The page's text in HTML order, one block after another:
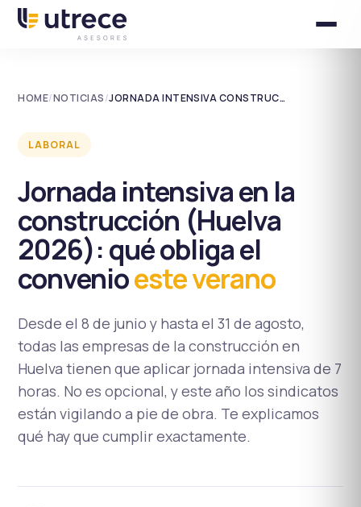
HOME/NOTICIAS/ JORNADA INTENSIVA CONSTRUCCIÓN HUELVA
LABORAL
Jornada intensiva en la
construcción (Huelva
2026): qué obliga el
convenioeste verano
Desde el 8 de junio y hasta el 31 de agosto,
todas las empresas de la construcción en
Huelva tienen que aplicar jornada intensiva de 7
horas. No es opcional, y este año los sindicatos
están vigilando a pie de obra. Te explicamos
qué hay que cumplir exactamente.